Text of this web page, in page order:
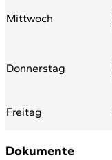
Mittwoch
Donnerstag
Freitag
Dokumente